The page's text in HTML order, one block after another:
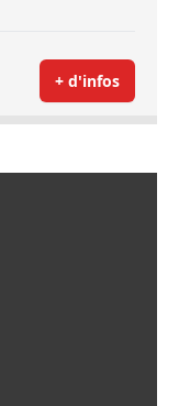
+ d'infos